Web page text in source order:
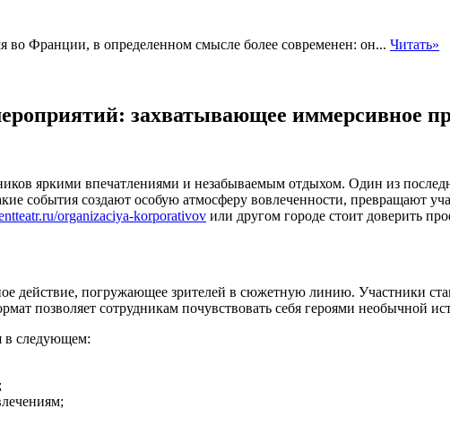
во Франции, в определенном смысле более современен: он... Читать»
захватывающее иммерсивное
яркими впечатлениями и незабываемым отдыхом. Один из
события создают особую атмосферу вовлеченности, превращают
organizaciya-korporativov или другом городе стоит доверить
действие, погружающее зрителей в сюжетную линию. Участники
позволяет сотрудникам почувствовать себя героями необычной
в следующем: